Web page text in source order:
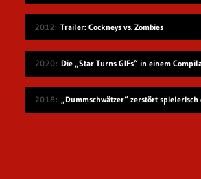
2012 Trailer: Cockneys vs. Zombies
2020
2018